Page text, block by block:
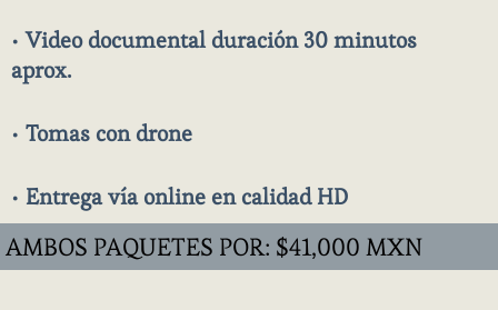
•Video documental duración 30 minutos
aprox.
•Tomas con drone
• Entrega vía online en calidad HD
AMBOS PAQUETES POR: $41,000 MXN